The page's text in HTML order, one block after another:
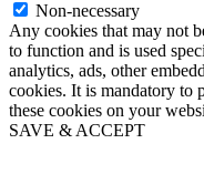
Non-necessary
Any cookies that may not
to function and is used
analytics, ads, other
cookies. It is mandatory to
these cookies on your
SAVE & ACCEPT